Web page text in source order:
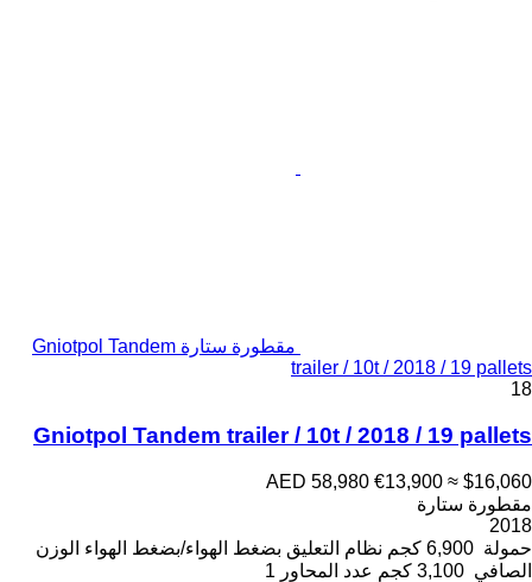
مقطورة ستارة Gniotpol Tandem
trailer / 10t / 2018 / 19 pallets
18
Gniotpol Tandem trailer / 10t / 2018 / 19 pallets
AED 58,980 €13,900 ≈ $16,060
مقطورة ستارة
2018
حمولة 6,900 كجم نظام التعليق بضغط الهواء/بضغط الهواء الوزن
الصافي 3,100 كجم عدد المحاور 1